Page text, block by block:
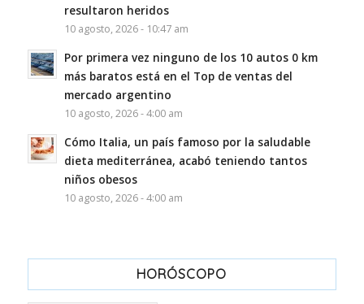
resultaron heridos
10 agosto, 2026 - 10:47 am
Por primera vez ninguno de los 10 autos 0 km
más baratos está en el Top de ventas del
mercado argentino
10 agosto, 2026 - 4:00 am
Cómo Italia, un país famoso por la saludable
dieta mediterránea, acabó teniendo tantos
niños obesos
10 agosto, 2026 - 4:00 am
HORÓSCOPO